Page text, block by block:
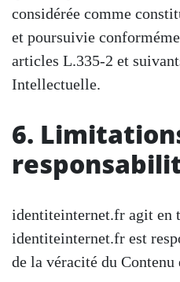
considérée comme
et poursuivie
articles L.335-2 et
Intellectuelle.
6.
identiteinternet.fr agit en
identiteinternet.fr est
de la véracité du